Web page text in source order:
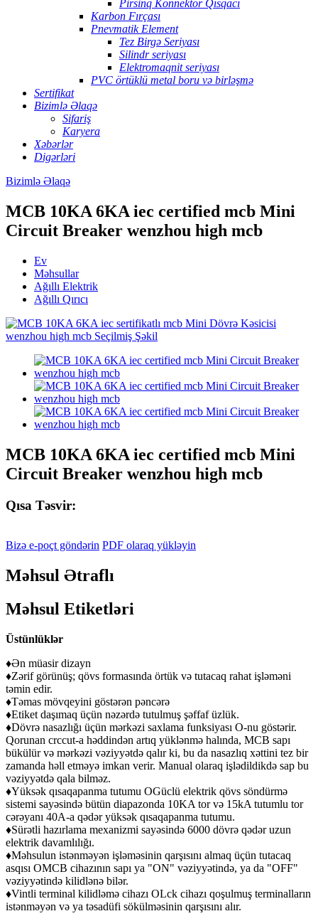
Pirsinq Konnektor Qısqacı
Karbon Fırçası
Pnevmatik Element
Tez Birgə Seriyası
Silindr seriyası
Elektromaqnit seriyası
PVC örtüklü metal boru və birləşmə
Sertifikat
Bizimlə Əlaqə
Sifariş
Karyera
Xəbərlər
Digərləri
Bizimlə Əlaqə
MCB 10KA 6KA iec certified mcb Mini
Circuit Breaker wenzhou high mcb
Ev
Məhsullar
Ağıllı Elektrik
Ağıllı Qırıcı
MCB 10KA 6KA iec certified mcb Mini
Circuit Breaker wenzhou high mcb
Qısa Təsvir:
Bizə e-poçt göndərin PDF olaraq yükləyin
Məhsul Ətraflı
Məhsul Etiketləri
Üstünlüklər
♦Ən müasir dizayn
♦Zərif görünüş; qövs formasında örtük və tutacaq rahat işləməni
təmin edir.
♦Təmas mövqeyini göstərən pəncərə
♦Etiket daşımaq üçün nəzərdə tutulmuş şəffaf üzlük.
♦Dövrə nasazlığı üçün mərkəzi saxlama funksiyası O-nu göstərir.
Qorunan crccut-a həddindən artıq yüklənmə halında, MCB sapı
bükülür və mərkəzi vəziyyətdə qalır ki, bu da nasazlıq xəttini tez bir
zamanda həll etməyə imkan verir. Manual olaraq işlədildikdə sap bu
vəziyyətdə qala bilməz.
♦Yüksək qısaqapanma tutumu OGüclü elektrik qövs söndürmə
sistemi sayəsində bütün diapazonda 10KA tor və 15kA tutumlu tor
cərəyanı 40A-a qədər yüksək qısaqapanma tutumu.
♦Sürətli hazırlama mexanizmi sayəsində 6000 dövrə qədər uzun
elektrik davamlılığı.
♦Məhsulun istənməyən işləməsinin qarşısını almaq üçün tutacaq
asqısı OMCB cihazının sapı ya "ON" vəziyyətində, ya da "OFF"
vəziyyətində kilidlənə bilər.
♦Vintli terminal kilidləmə cihazı OLck cihazı qoşulmuş terminalların
istənməyən və ya təsadüfi sökülməsinin qarşısını alır.